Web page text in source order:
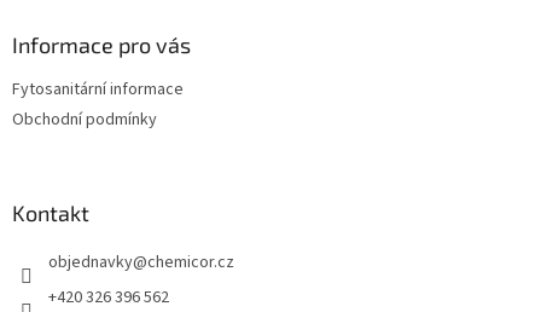
Informace pro vás
Fytosanitární informace
Obchodní podmínky
Kontakt
objednavky@chemicor.cz
+420 326 396 562